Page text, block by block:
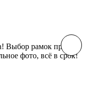
Выбор рамок просто
фото, всё в срок!